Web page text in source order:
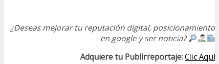
¿Deseas mejorar tu reputación digital, posicionamiento
en google y ser noticia?
Adquiere tu Publirreportaje:Clic Aquí